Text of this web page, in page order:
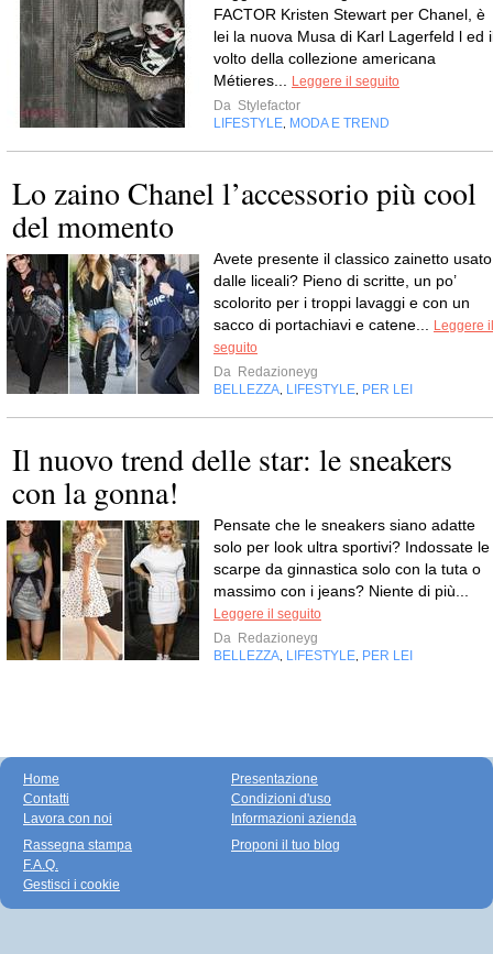
FACTOR Kristen Stewart per Chanel, è
lei la nuova Musa di Karl Lagerfeld l ed
volto della collezione americana
Métieres...
Leggere il seguito
Da Stylefactor
LIFESTYLE MODA E TREND
Lo zaino Chanel l’accessorio più cool
del momento
Avete presente il classico zainetto usato
dalle liceali? Pieno di scritte, un po’
scolorito per i troppi lavaggi e con un
sacco di portachiavi e catene...
Leggere il
seguito
Da Redazioneyg
BELLEZZA LIFESTYLE PER LEI
Il nuovo trend delle star: le sneakers
con la gonna!
Pensate che le sneakers siano adatte
solo per look ultra sportivi? Indossate le
scarpe da ginnastica solo con la tuta o
massimo con i jeans? Niente di più...
Leggere il seguito
Da Redazioneyg
BELLEZZA LIFESTYLE PER LEI
Home
Contatti
Lavora con noi
Presentazione
Condizioni d'uso
Informazioni azienda
Rassegna stampa
F.A.Q.
Gestisci i cookie
Proponi il tuo blog